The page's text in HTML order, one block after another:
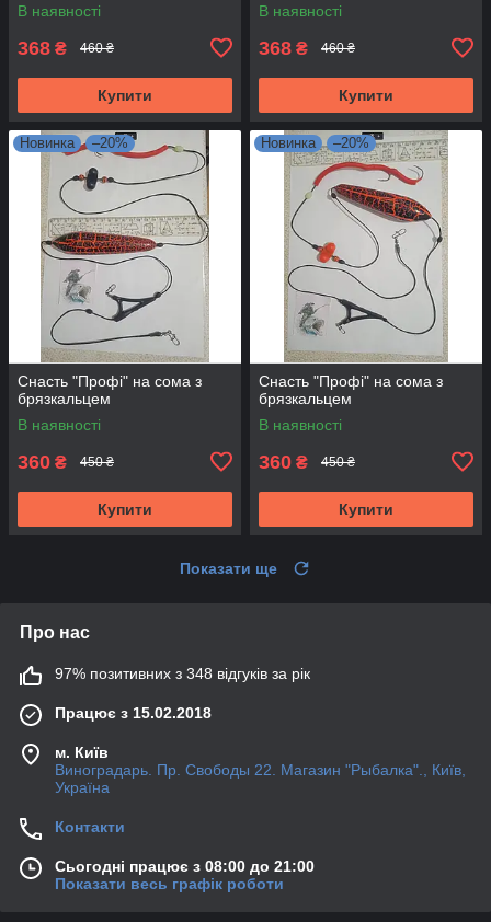
В наявності
368 ₴ 460 ₴
Купити
В наявності
368 ₴ 460 ₴
Купити
Новинка –20%
Снасть "Профі" на сома з
брязкальцем
В наявності
360 ₴ 450 ₴
Купити
Новинка –20%
Снасть "Профі" на сома з
брязкальцем
В наявності
360 ₴ 450 ₴
Купити
Показати ще
Про нас
97% позитивних з 348 відгуків за рік
Працює з 15.02.2018
м. Київ
Виноградарь. Пр. Свободы 22. Магазин "Рыбалка"., Київ,
Україна
Контакти
Сьогодні працює з 08:00 до 21:00
Показати весь графік роботи